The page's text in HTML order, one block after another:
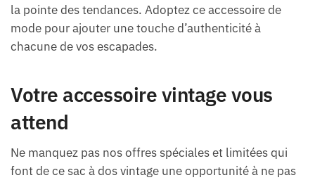
la pointe des tendances. Adoptez ce accessoire de
mode pour ajouter une touche d’authenticité à
chacune de vos escapades.
Votre accessoire vintage vous
attend
Ne manquez pas nos offres spéciales et limitées qui
font de ce sac à dos vintage une opportunité à ne pas